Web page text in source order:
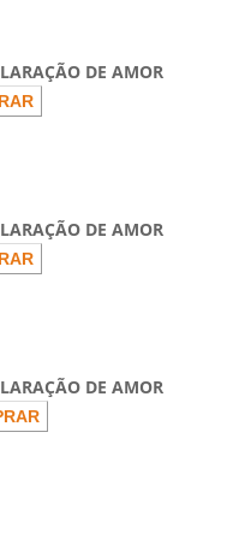
DE AMOR
DE AMOR
DE AMOR